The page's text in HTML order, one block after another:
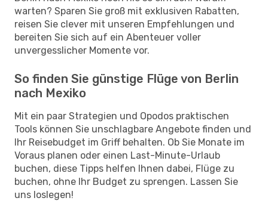
warten? Sparen Sie groß mit exklusiven Rabatten,
reisen Sie clever mit unseren Empfehlungen und
bereiten Sie sich auf ein Abenteuer voller
unvergesslicher Momente vor.
So finden Sie günstige Flüge von Berlin
nach Mexiko
Mit ein paar Strategien und Opodos praktischen
Tools können Sie unschlagbare Angebote finden und
Ihr Reisebudget im Griff behalten. Ob Sie Monate im
Voraus planen oder einen Last-Minute-Urlaub
buchen, diese Tipps helfen Ihnen dabei, Flüge zu
buchen, ohne Ihr Budget zu sprengen. Lassen Sie
uns loslegen!